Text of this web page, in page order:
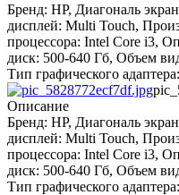
Бренд: HP, Диагональ
дисплей: Multi Touch,
процессора: Intel Core i3,
диск: 500-640 Гб, Объем
Тип графического
Описание
Бренд: HP, Диагональ
дисплей: Multi Touch,
процессора: Intel Core i3,
диск: 500-640 Гб, Объем
Тип графического